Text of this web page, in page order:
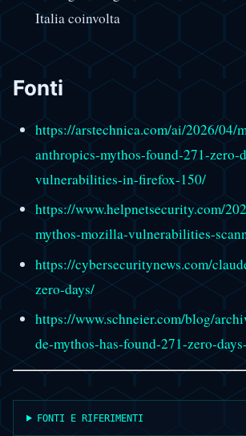
Italia coinvolta
Fonti
https://arstechnica.com/ai/2026/04/
anthropics-mythos-found-271-zero-
vulnerabilities-in-firefox-150/
https://www.helpnetsecurity.com/
mythos-mozilla-vulnerabilities-
https://cybersecuritynews.com/
zero-days/
https://www.schneier.com/blog/
de-mythos-has-found-271-zero-
FONTI E RIFERIMENTI